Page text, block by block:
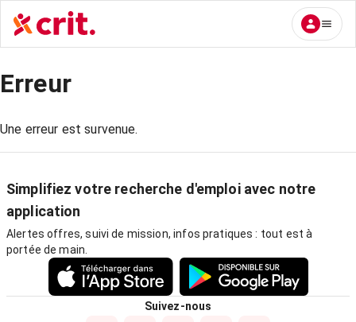
Erreur
Une erreur est survenue.
Simplifiez votre recherche d'emploi avec notre
application
Alertes offres, suivi de mission, infos pratiques : tout est à
portée de main.
Suivez-nous